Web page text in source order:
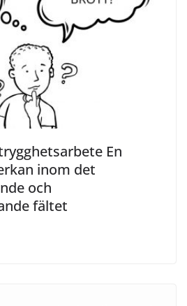
En
inom det
och
fältet